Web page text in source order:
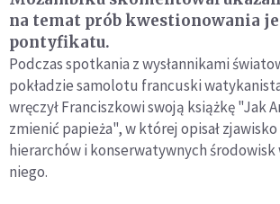
na temat prób kwestionowania
pontyfikatu.
Podczas spotkania z wysłannikami
pokładzie samolotu francuski
wręczył Franciszkowi swoją książkę "Jak
zmienić papieża", w której opisał
hierarchów i konserwatywnych środowisk
niego.